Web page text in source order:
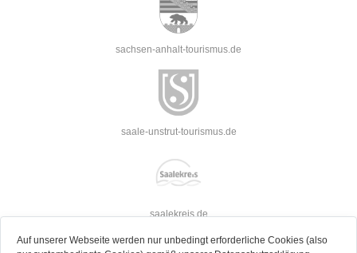
Auf unserer Webseite werden nur unbedingt erforderliche Cookies (also
sachsen-anhalt-tourismus.de
saale-unstrut-tourismus.de
saalekreis.de